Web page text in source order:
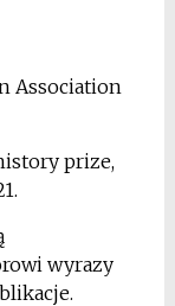
Association
prize,
wyrazy